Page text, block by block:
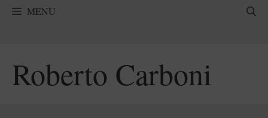
MENU
Roberto Carboni